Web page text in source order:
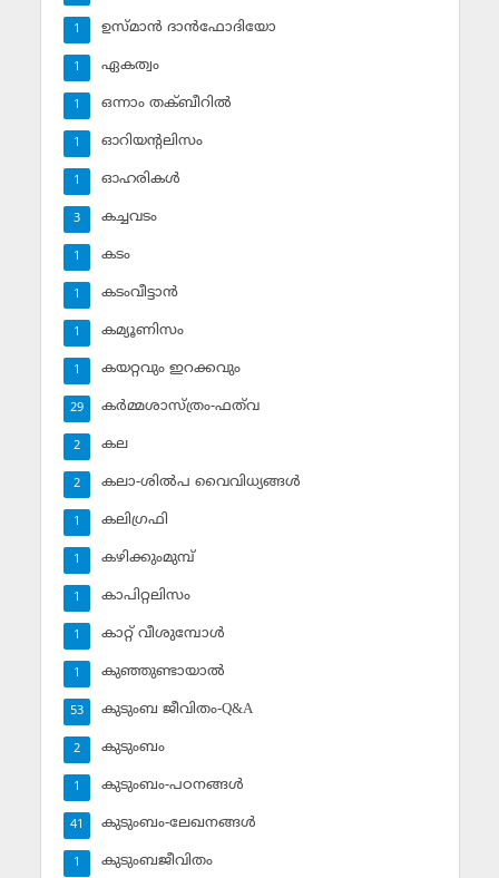
ഉസ്മാന്‍ ദാന്‍ഫോദിയോ
1
ഏകത്വം
1
ഒന്നാം തക്ബീറില്‍
1
ഓറിയന്റലിസം
1
ഓഹരികള്‍
1
കച്ചവടം
3
കടം
1
കടംവീട്ടാന്‍
1
കമ്യൂണിസം
1
കയറ്റവും ഇറക്കവും
1
കര്‍മ്മശാസ്ത്രം-ഫത്‌വ
29
കല
2
കലാ-ശില്‍പ വൈവിധ്യങ്ങള്‍
2
കലിഗ്രഫി
1
കഴിക്കുംമുമ്പ്
1
കാപിറ്റലിസം
1
കാറ്റ് വീശുമ്പോള്‍
1
കുഞ്ഞുണ്ടായാല്‍
1
കുടുംബ ജീവിതം-Q&A
53
കുടുംബം
2
കുടുംബം-പഠനങ്ങള്‍
1
കുടുംബം-ലേഖനങ്ങള്‍
41
കുടുംബജീവിതം
1